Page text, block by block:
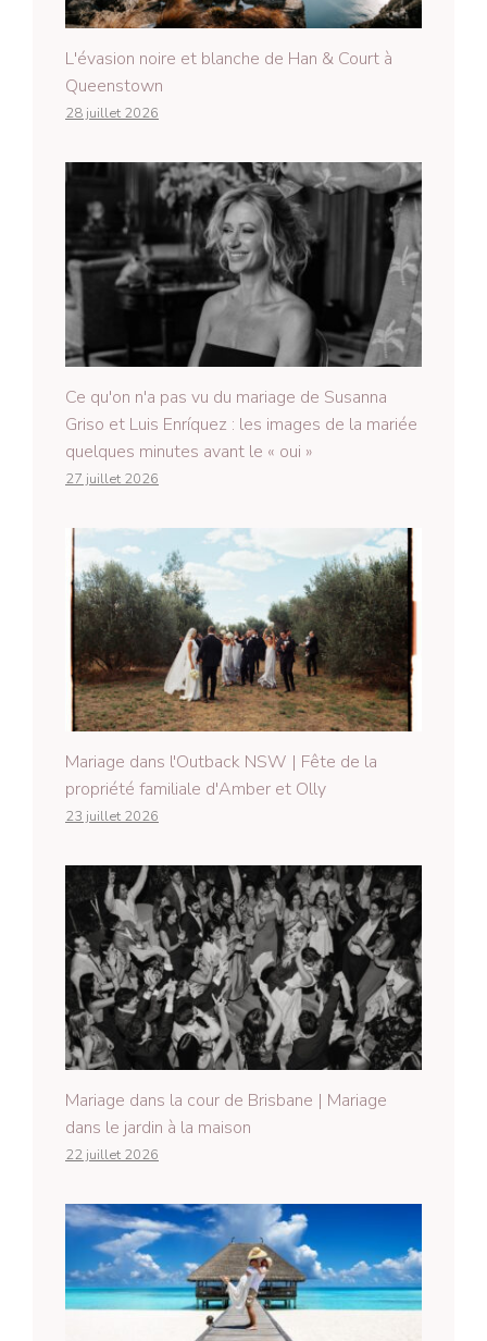
L'évasion noire et blanche de Han & Court à
Queenstown
28 juillet 2026
Ce qu'on n'a pas vu du mariage de Susanna
Griso et Luis Enríquez : les images de la mariée
quelques minutes avant le « oui »
27 juillet 2026
Mariage dans l'Outback NSW | Fête de la
propriété familiale d'Amber et Olly
23 juillet 2026
Mariage dans la cour de Brisbane | Mariage
dans le jardin à la maison
22 juillet 2026